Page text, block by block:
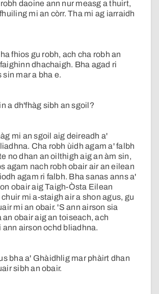
daoine ann nur measg a thuirt,
mi an còrr. Tha mi ag iarraidh
fhios gu robh, ach cha robh an
dhachaigh. Bha agad ri
sin mar a bha e.
a dh'fhàg sibh an sgoil?
mi an sgoil aig deireadh a'
Cha robh ùidh agam a' falbh
no dhan an oilthigh aig an àm sin,
agam nach robh obair air an eilean
agam ri falbh. Bha sanas anns a'
obair aig Taigh-Òsta Eilean
mi a-staigh air a shon agus, gu
mi an obair. 'S ann airson sia
an obair aig an toiseach, ach
airson ochd bliadhna.
bha a' Ghàidhlig mar phàirt dhan
sibh an obair.